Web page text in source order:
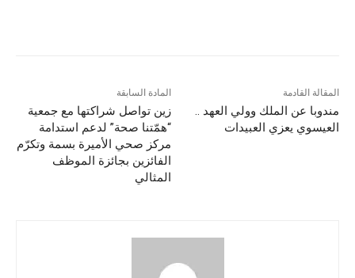
المادة السابقة
زين تواصل شراكتها مع جمعية
“همّتنا صحة” لدعم استدامة
مركز صحي الأميرة بسمة وتكرّم
الفائزين بجائزة الموظف
المثالي
المقالة القادمة
مندوبا عن الملك وولي العهد ..
العيسوي يعزي العبيدات